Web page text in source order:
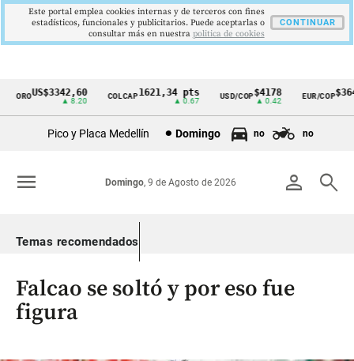
Cintillo
Colombia
OROUS$3342,60
▲ 8.20
COLCAP1621,34 pts
▲ 0.67
USD/COP$4178
▲ 0.42
EUR/COP$3648
Pico y Placa Medellín Domingo no no
person search
Domingo, 9 de Agosto de 2026
menu
Temas recomendados
Falcao se soltó y por eso fue
figura
Este portal emplea cookies internas y de terceros con fines
estadísticos, funcionales y publicitarios. Puede aceptarlas o
consultar más en nuestra politica de cookies
CONTINUAR